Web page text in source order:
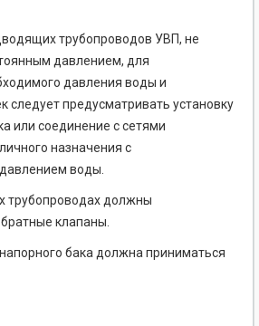
трубопроводов УВП, не
давлением, для
давления воды и
следует предусматривать установку
или соединение с сетями
назначения с
воды.
трубопроводах должны
клапаны.
бака должна приниматься